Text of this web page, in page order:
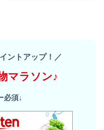
ントアップ！／
マラソン♪
必須↓